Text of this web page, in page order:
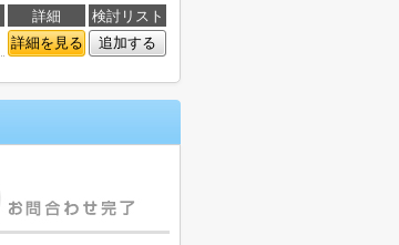
詳細
検討リスト
詳細を見る 追加する